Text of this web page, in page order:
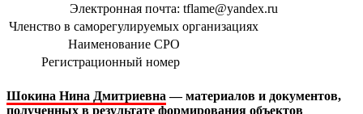
Электронная почта: tflame@yandex.ru
Членство в саморегулируемых организациях
Наименование СРО
Регистрационный номер
Шокина Нина Дмитриевна — материалов и документов,
полученных в результате формирования объектов